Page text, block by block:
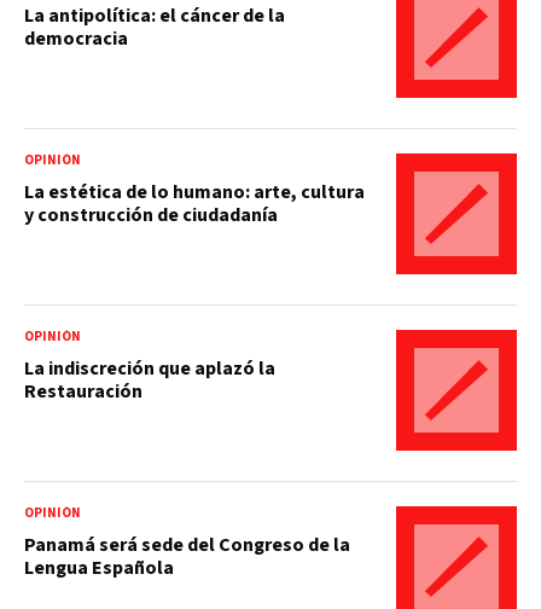
La antipolítica: el cáncer de la
democracia
OPINIÓN
La estética de lo humano: arte, cultura
y construcción de ciudadanía
OPINIÓN
La indiscreción que aplazó la
Restauración
OPINIÓN
Panamá será sede del Congreso de la
Lengua Española